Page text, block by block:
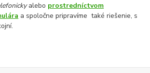
alebo prostredníctvom
a spoločne pripravíme také riešenie, s